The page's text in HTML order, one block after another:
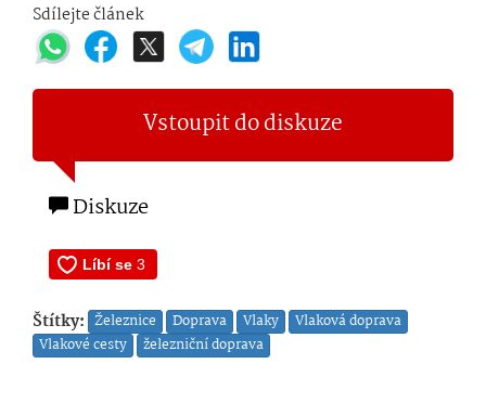
Sdílejte článek
Vstoupit do diskuze
Diskuze
Štítky: Železnice Doprava Vlaky
Vlaková doprava
Vlakové cesty
železniční doprava